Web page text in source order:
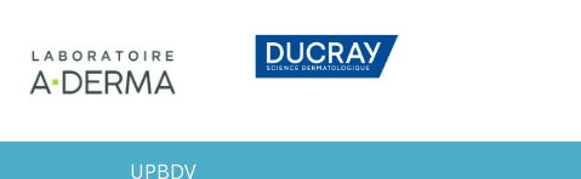
UPBDV